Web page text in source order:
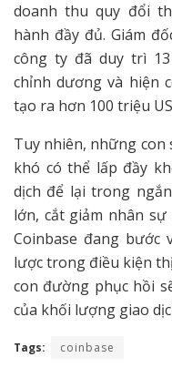
doanh thu quy đổi
hành đầy đủ. Giám
công ty đã duy trì
chỉnh dương và hiện
tạo ra hơn 100 triệu
Tuy nhiên, những con
khó có thể lấp đầy
dịch để lại trong
lớn, cắt giảm nhân
Coinbase đang bước
lược trong điều kiện
con đường phục hồi
của khối lượng giao
Tags: coinbase